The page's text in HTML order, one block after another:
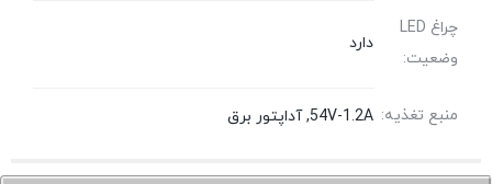
چراغ LED
وضعیت:
دارد
منبع تغذیه: 54V-1.2A, آداپتور برق